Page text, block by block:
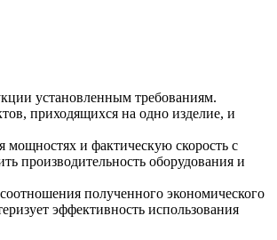
установленным требованиям.
приходящихся на одно изделие, и
мощностях и фактическую скорость с
производительность оборудования и
полученного экономического
эффективность использования